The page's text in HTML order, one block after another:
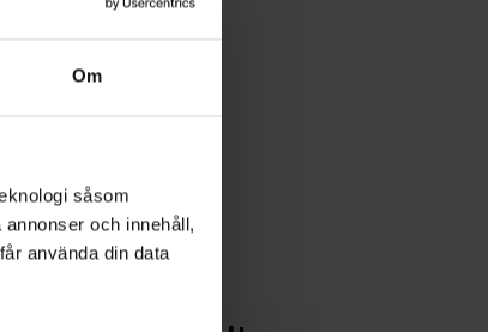
Om
såsom
och innehåll,
använda din data
är
behöver